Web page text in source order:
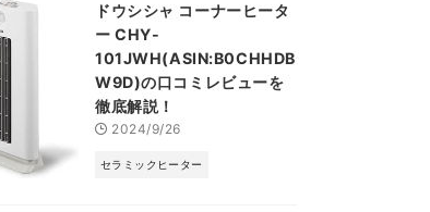
ドウシシャ コーナーヒータ
ー CHY-
101JWH(ASIN:B0CHHDB
W9D)の口コミレビューを
徹底解説！
2024/9/26
セラミックヒーター